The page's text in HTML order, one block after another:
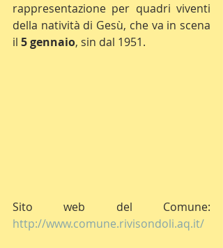
rappresentazione per quadri viventi
della natività di Gesù, che va in scena
il 5 gennaio, sin dal 1951.
http://www.comune.rivisondoli.aq.it/